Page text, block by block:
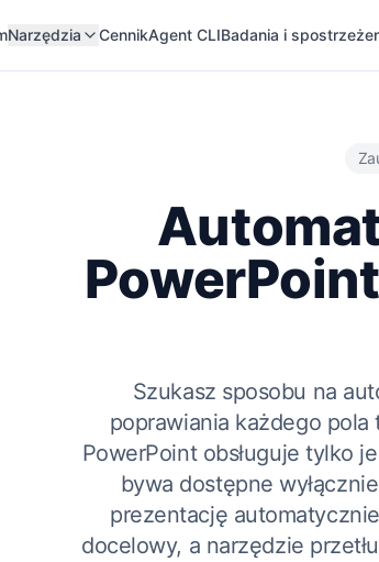
Narzędzia CennikAgent CLIBadania i
Szukasz sposobu na
poprawiania każdego pola
PowerPoint obsługuje tylko
bywa dostępne
prezentację
docelowy, a narzędzie